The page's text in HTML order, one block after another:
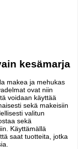
kesämarja
makea ja mehukas
ovat niin
voidaan käyttää
sekä makeisiin
valitun
sekä
Käyttämällä
saat tuotteita, jotka